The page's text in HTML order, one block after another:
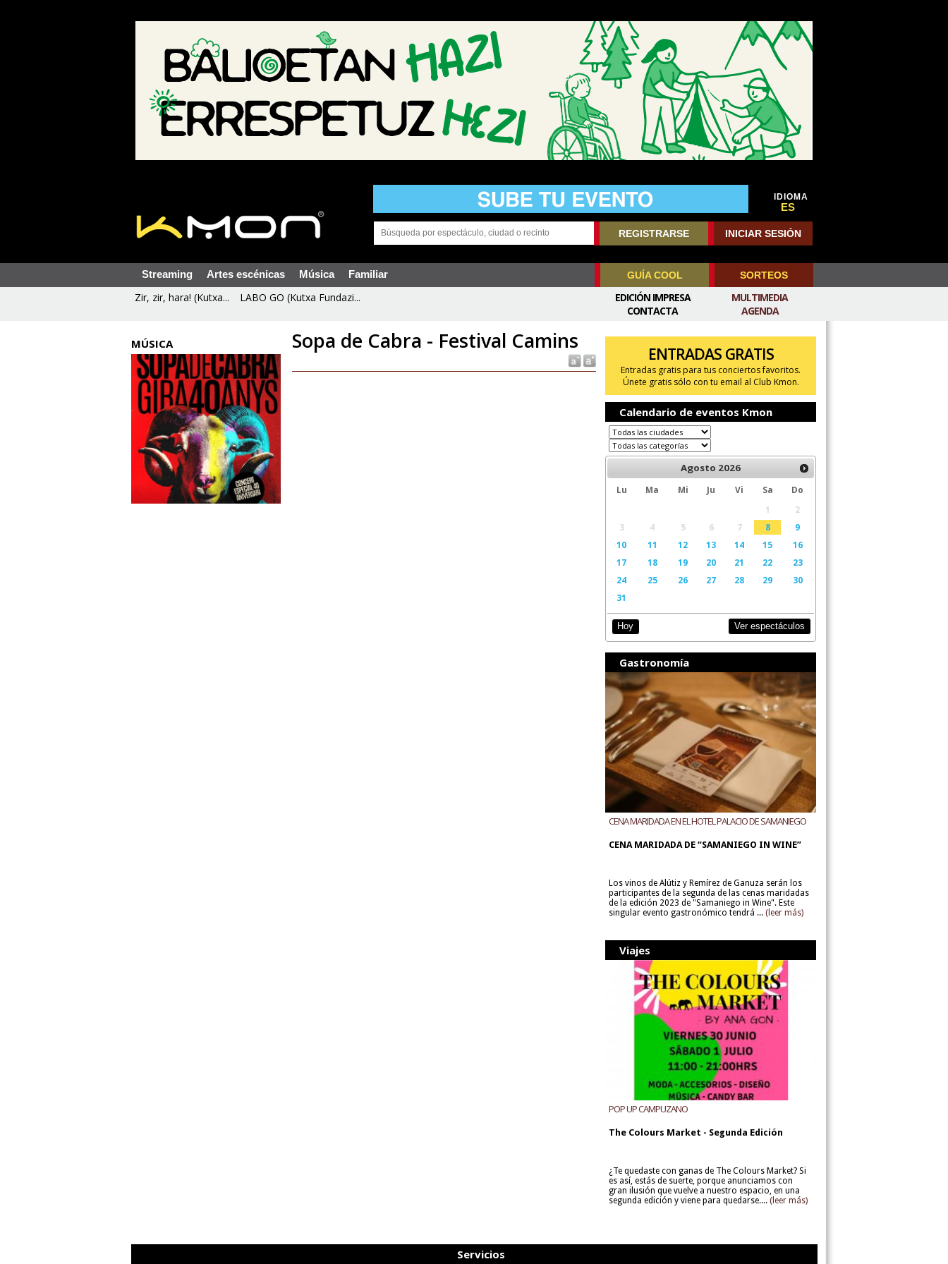
IDIOMA
ES
REGISTRARSE INICIAR SESIÓN
Streaming Artes escénicas Música Familiar GUÍA COOL SORTEOS
Zir, zir, hara! (Kutxa... LABO GO (Kutxa Fundazi...
MULTIMEDIA
AGENDA
EDICIÓN IMPRESA
CONTACTA
MÚSICA Sopa de Cabra - Festival Camins
ENTRADAS GRATIS
Entradas gratis para tus conciertos favoritos.
Únete gratis sólo con tu email al Club Kmon.
Calendario de eventos Kmon
Agosto 2026
Lu Ma Mi Ju Vi Sa
Do
1
2
3
4 5 6 7 8
9
10
11 12 13 14 15
16
17
18 19 20 21 22
23
24
25 26 27 28 29
30
31
Hoy Ver espectáculos
Gastronomía
CENA MARIDADA EN EL HOTEL PALACIO DE SAMANIEGO
CENA MARIDADA DE “SAMANIEGO IN WINE”
Los vinos de Alútiz y Remírez de Ganuza serán los
participantes de la segunda de las cenas maridadas
de la edición 2023 de "Samaniego in Wine". Este
singular evento gastronómico tendrá ... (leer más)
Viajes
POP UP CAMPUZANO
The Colours Market - Segunda Edición
¿Te quedaste con ganas de The Colours Market? Si
es así, estás de suerte, porque anunciamos con
gran ilusión que vuelve a nuestro espacio, en una
segunda edición y viene para quedarse.... (leer más)
Servicios